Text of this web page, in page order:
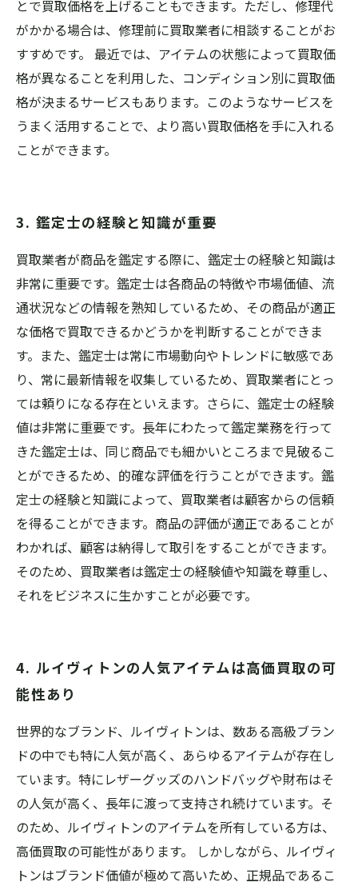
とで買取価格を上げることもできます。ただし、修理代
がかかる場合は、修理前に買取業者に相談することがお
すすめです。 最近では、アイテムの状態によって買取価
格が異なることを利用した、コンディション別に買取価
格が決まるサービスもあります。このようなサービスを
うまく活用することで、より高い買取価格を手に入れる
ことができます。
3. 鑑定士の経験と知識が重要
買取業者が商品を鑑定する際に、鑑定士の経験と知識は
非常に重要です。鑑定士は各商品の特徴や市場価値、流
通状況などの情報を熟知しているため、その商品が適正
な価格で買取できるかどうかを判断することができま
す。また、鑑定士は常に市場動向やトレンドに敏感であ
り、常に最新情報を収集しているため、買取業者にとっ
ては頼りになる存在といえます。さらに、鑑定士の経験
値は非常に重要です。長年にわたって鑑定業務を行って
きた鑑定士は、同じ商品でも細かいところまで見破るこ
とができるため、的確な評価を行うことができます。鑑
定士の経験と知識によって、買取業者は顧客からの信頼
を得ることができます。商品の評価が適正であることが
わかれば、顧客は納得して取引をすることができます。
そのため、買取業者は鑑定士の経験値や知識を尊重し、
それをビジネスに生かすことが必要です。
4. ルイヴィトンの人気アイテムは高価買取の可
能性あり
世界的なブランド、ルイヴィトンは、数ある高級ブラン
ドの中でも特に人気が高く、あらゆるアイテムが存在し
ています。特にレザーグッズのハンドバッグや財布はそ
の人気が高く、長年に渡って支持され続けています。そ
のため、ルイヴィトンのアイテムを所有している方は、
高価買取の可能性があります。 しかしながら、ルイヴィ
トンはブランド価値が極めて高いため、正規品であるこ